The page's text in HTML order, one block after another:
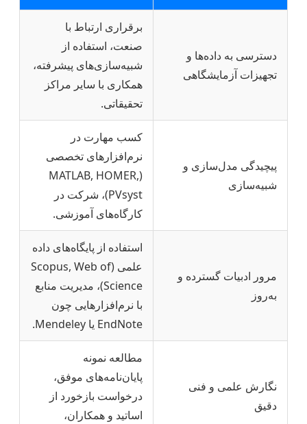
دسترسی به داده‌ها و
تجهیزات آزمایشگاهی
برقراری ارتباط با
صنعت، استفاده از
شبیه‌سازی‌های پیشرفته،
همکاری با سایر مراکز
تحقیقاتی.
پیچیدگی مدل‌سازی و
شبیه‌سازی
کسب مهارت در
نرم‌افزارهای تخصصی
(MATLAB, HOMER,
PVsyst)، شرکت در
کارگاه‌های آموزشی.
مرور ادبیات گسترده و
به‌روز
استفاده از پایگاه‌های داده
علمی (Scopus, Web of
Science)، مدیریت منابع
با نرم‌افزارهایی چون
EndNote یا Mendeley.
نگارش علمی و فنی
دقیق
مطالعه نمونه
پایان‌نامه‌های موفق،
درخواست بازخورد از
اساتید و همکاران،